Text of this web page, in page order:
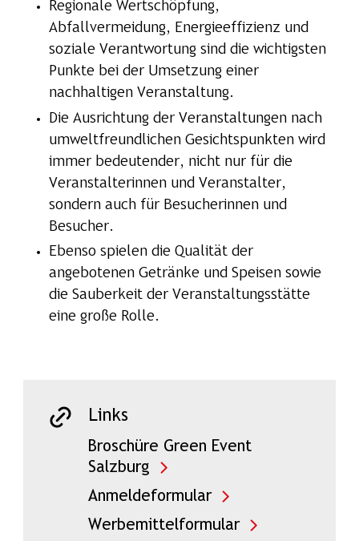
Regionale Wertschöpfung,
Abfallvermeidung, Energieeffizienz und
soziale Verantwortung sind die wichtigsten
Punkte bei der Umsetzung einer
nachhaltigen Veranstaltung.
Die Ausrichtung der Veranstaltungen nach
umweltfreundlichen Gesichtspunkten wird
immer bedeutender, nicht nur für die
Veranstalterinnen und Veranstalter,
sondern auch für Besucherinnen und
Besucher.
Ebenso spielen die Qualität der
angebotenen Getränke und Speisen sowie
die Sauberkeit der Veranstaltungsstätte
eine große Rolle.
Links
Broschüre Green Event
Salzburg
Anmeldeformular
Werbemittelformular